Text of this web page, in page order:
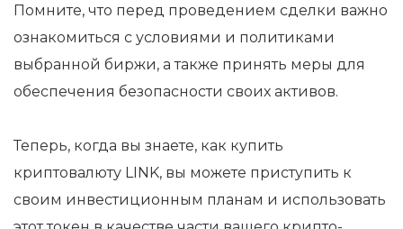
Помните, что перед проведением сделки важно
ознакомиться с условиями и политиками
выбранной биржи, а также принять меры для
обеспечения безопасности своих активов.
Теперь, когда вы знаете, как купить
криптовалюту LINK, вы можете приступить к
своим инвестиционным планам и использовать